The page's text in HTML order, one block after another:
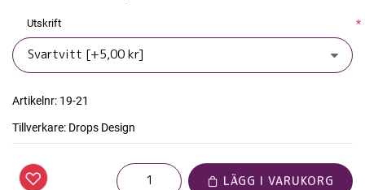
Utskrift *
Artikelnr: 19-21
Tillverkare: Drops Design
LÄGG I VARUKORG